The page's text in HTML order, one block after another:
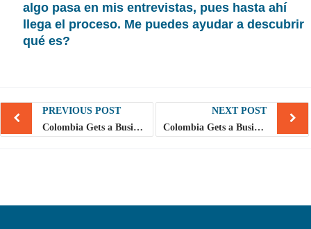
algo pasa en mis entrevistas, pues hasta ahí
llega el proceso. Me puedes ayudar a descubrir
qué es?
Post
navigation
PREVIOUS POST
Colombia Gets a Business Makeover
NEXT POST
Colombia Gets a Business Makeover